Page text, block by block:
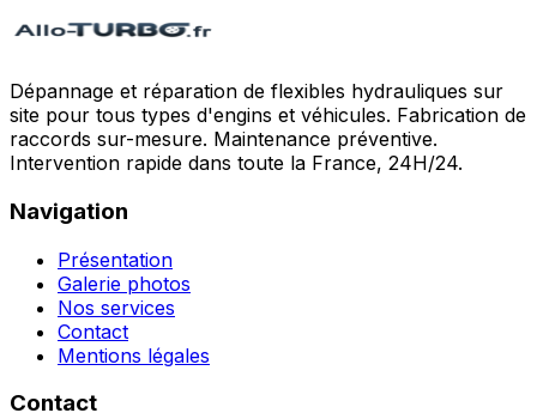
Dépannage et réparation de flexibles hydrauliques sur
site pour tous types d'engins et véhicules. Fabrication de
raccords sur-mesure. Maintenance préventive.
Intervention rapide dans toute la France, 24H/24.
Navigation
Présentation
Galerie photos
Nos services
Contact
Mentions légales
Contact